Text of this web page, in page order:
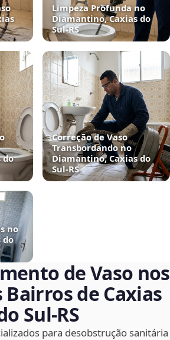
Limpeza Profunda no
Diamantino, Caxias do
Sul‑RS
do
Correção de Vaso
Transbordando no
Diamantino, Caxias do
Sul‑RS
no
do
de Vaso nos
de Caxias
Sul‑RS
para desobstrução sanitária